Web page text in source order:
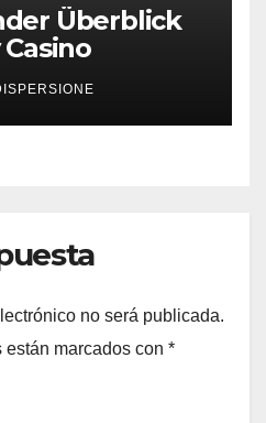
Überblick
no será publicada.
están marcados con *